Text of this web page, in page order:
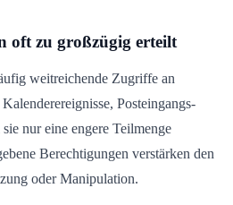
oft zu großzügig erteilt
weitreichende Zugriffe an
Posteingangs-
nur eine engere Teilmenge
Berechtigungen verstärken den
oder Manipulation.